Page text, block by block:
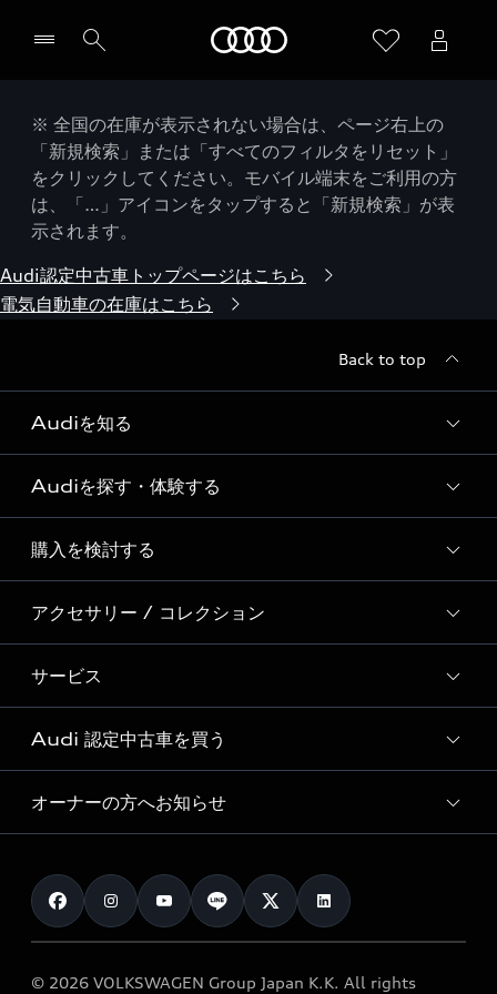
※ 全国の在庫が表示されない場合は、ページ右上の
「新規検索」または「すべてのフィルタをリセット」
をクリックしてください。モバイル端末をご利用の方
は、「…」アイコンをタップすると「新規検索」が表
示されます。
Audi認定中古車トップページはこちら
電気自動車の在庫はこちら
Back to top
Audiを知る
Audi ブランド
Story of Progress
Audi Sport
Formula 1®
デジタルサービス
Audiを探す・体験する
ディーラー検索
新車在庫検索
試乗車・展示車検索
見積り依頼
試乗予約
購入を検討する
モデル一覧
特別仕様モデル / 限定モデル
e-tronラインアップ
価格シミュレーション
車両比較
カタログ一覧
アクセサリー / コレクション
純正アクセサリー
オンラインショップ
Audi collection
アウディナビアプリ
サービス
サービス入庫予約
サービスプログラム
メンテナンス
車検 / 定期点検
e-tronアフターサポート
Audi 認定中古車を買う
Audi認定中古車
クオリティ
保証
メンテナンス
オーナーの方へお知らせ
お知らせ
オーナー様向けキャンペーン
© 2026 VOLKSWAGEN Group Japan K.K. All rights